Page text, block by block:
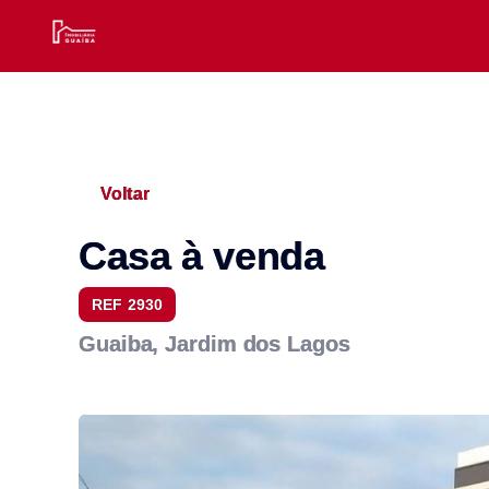
Voltar
Casa à venda
REF 2930
Guaiba, Jardim dos Lagos